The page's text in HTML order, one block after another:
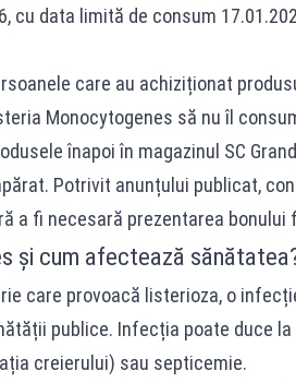
cu data limită de consum
care au achiziționat
Monocytogenes să nu îl
înapoi în magazinul SC
Potrivit anunțului publicat,
a fi necesară prezentarea bonului
și cum afectează
care provoacă listerioza, o
publice. Infecția poate duce
creierului) sau septicemie.